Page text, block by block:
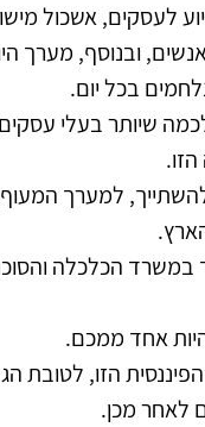
לעסקים, אשכול
בכל יום.
שיותר בעלי
למערך
הכלכלה
אחד ממכם.
הזו, לטובת
לאחר מכן.